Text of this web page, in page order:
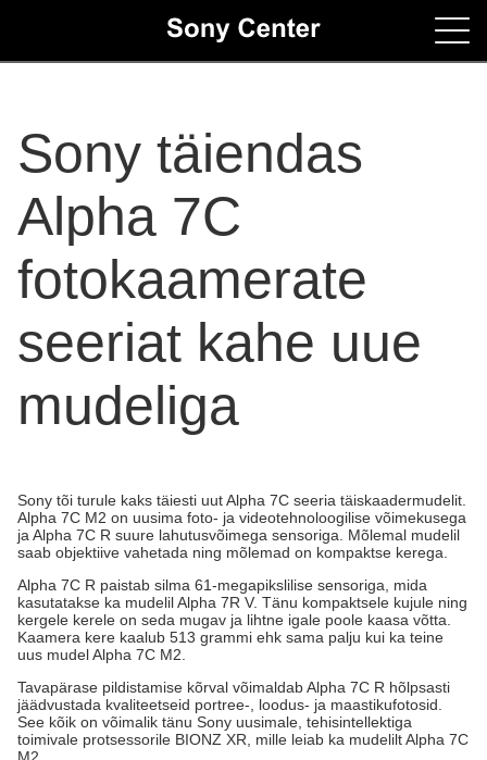
Contacts
Sony täiendas
Alpha 7C
fotokaamerate
seeriat kahe uue
mudeliga
Sony tõi turule kaks täiesti uut Alpha 7C seeria täiskaadermudelit.
Alpha 7C M2 on uusima foto- ja videotehnoloogilise võimekusega
ja Alpha 7C R suure lahutusvõimega sensoriga. Mõlemal mudelil
saab objektiive vahetada ning mõlemad on kompaktse kerega.
Alpha 7C R paistab silma 61-megapikslilise sensoriga, mida
kasutatakse ka mudelil Alpha 7R V. Tänu kompaktsele kujule ning
kergele kerele on seda mugav ja lihtne igale poole kaasa võtta.
Kaamera kere kaalub 513 grammi ehk sama palju kui ka teine
uus mudel Alpha 7C M2.
Tavapärase pildistamise kõrval võimaldab Alpha 7C R hõlpsasti
jäädvustada kvaliteetseid portree-, loodus- ja maastikufotosid.
See kõik on võimalik tänu Sony uusimale, tehisintellektiga
toimivale protsessorile BIONZ XR, mille leiab ka mudelilt Alpha 7C